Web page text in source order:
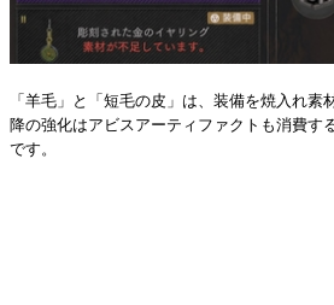
「羊毛」と「短毛の皮」は、装備を焼入れ素
降の強化はアビスアーティファクトも消費す
です。